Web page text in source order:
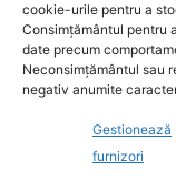
cookie-urile pentru a
Consimțământul pentru
date precum
Neconsimțământul sau
negativ anumite
Gestionează
furnizori
Oficiul de Știri
Copil din Reghin,
mașina…